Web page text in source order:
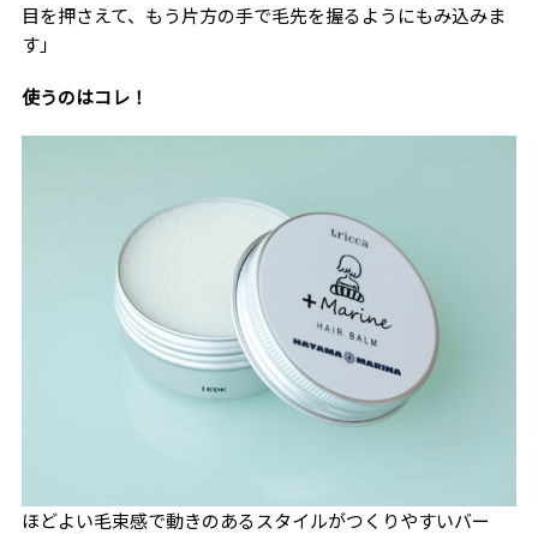
目を押さえて、もう片方の手で毛先を握るようにもみ込みま
す」
使うのはコレ！
ほどよい毛束感で動きのあるスタイルがつくりやすいバー